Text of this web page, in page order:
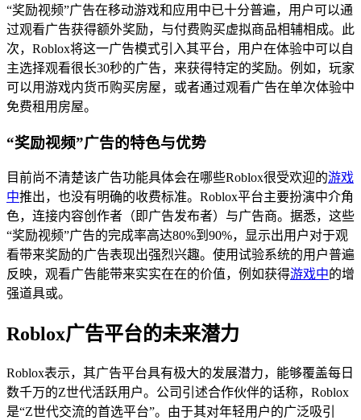
“奖励视频”广告在移动游戏和应用中已十分普遍，用户可以通
过观看广告获得额外奖励，与付费购买虚拟商品相辅相成。此
次，Roblox将这一广告模式引入其平台，用户在体验中可以自
主选择观看很长30秒的广告，来获得特定的奖励。例如，玩家
可以用游戏内货币购买房屋，或者通过观看广告在单次体验中
免费租用房屋。
“奖励视频”广告的特色与优势
目前尚不清楚该广告功能具体会在哪些Roblox很受欢迎的游戏
中推出，也没有明确的收费标准。Roblox平台主要扮演中介角
色，连接内容创作者（即广告发布者）与广告商。据悉，这些
“奖励视频”广告的完成率高达80%到90%，显示出用户对于观
看带来奖励的广告表现出强烈兴趣。使用试验系统的用户普遍
反映，观看广告能带来实实在在的价值，例如获得游戏中的增
强道具或。
Roblox广告平台的未来潜力
Roblox表示，其广告平台具有极大的发展潜力，能够覆盖每日
数千万的Z世代活跃用户。公司引述合作伙伴的话称，Roblox
是“Z世代交流的首选平台”。由于其对年轻用户的广泛吸引